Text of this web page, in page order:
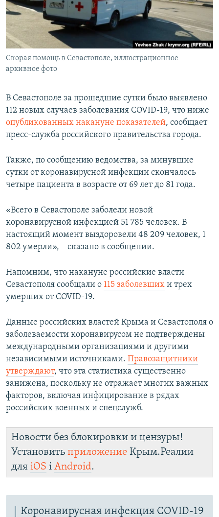
ПОБЕДИТЕЛЕЙ НЕ СУДЯТ?
КРЫМ.НЕПОКОРЕННЫЙ
ELIFBE
УКРАИНСКАЯ ПРОБЛЕМА КРЫМА
ПРИСОЕДИНЯЙТЕСЬ!
Все сайты RFE/RL
Скорая помощь в Севастополе, иллюстрационное
архивное фото
В Севастополе за прошедшие сутки было выявлено
112 новых случаев заболевания COVID-19, что ниже
опубликованных накануне показателей, сообщает
пресс-служба российского правительства города.
Также, по сообщению ведомства, за минувшие
сутки от коронавирусной инфекции скончалось
четыре пациента в возрасте от 69 лет до 81 года.
«Всего в Севастополе заболели новой
коронавирусной инфекцией 51 785 человек. В
настоящий момент выздоровели 48 209 человек, 1
802 умерли», – сказано в сообщении.
Напомним, что накануне российские власти
Севастополя сообщали о 115 заболевших и трех
умерших от COVID-19.
Данные российских властей Крыма и Севастополя о
заболеваемости коронавирусом не подтверждены
международными организациями и другими
независимыми источниками. Правозащитники
утверждают, что эта статистика существенно
занижена, поскольку не отражает многих важных
факторов, включая инфицирование в рядах
российских военных и спецслужб.
Новости без блокировки и цензуры!
Установить приложение Крым.Реалии
для iOS і Android.
Коронавирусная инфекция COVID-19